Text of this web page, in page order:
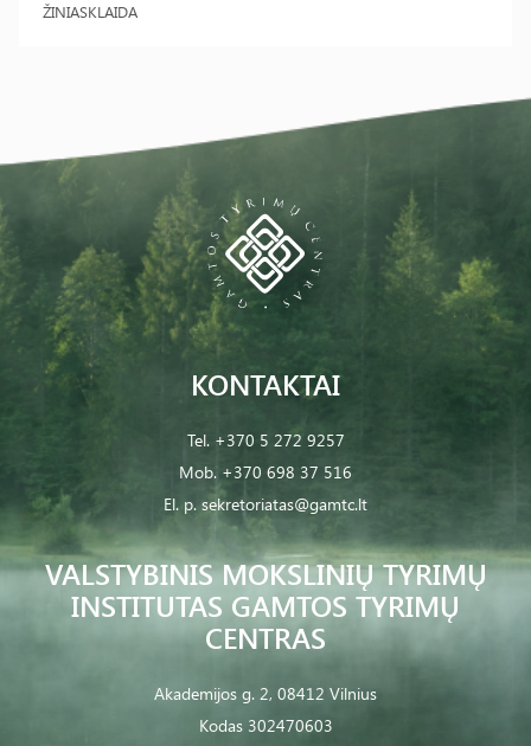
ŽINIASKLAIDA
VALSTYBINIS MOKSLINIŲ TYRIMŲ
INSTITUTAS GAMTOS TYRIMŲ
CENTRAS
Akademijos g. 2, 08412 Vilnius
Kodas 302470603
KONTAKTAI
Tel. +370 5 272 9257
Mob. +370 698 37 516
El. p. sekretoriatas@gamtc.lt